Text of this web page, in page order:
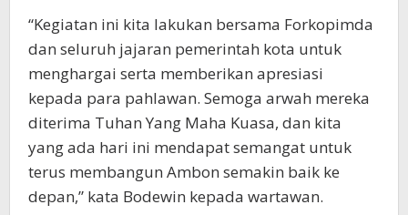
“Kegiatan ini kita lakukan bersama Forkopimda
dan seluruh jajaran pemerintah kota untuk
menghargai serta memberikan apresiasi
kepada para pahlawan. Semoga arwah mereka
diterima Tuhan Yang Maha Kuasa, dan kita
yang ada hari ini mendapat semangat untuk
terus membangun Ambon semakin baik ke
depan,” kata Bodewin kepada wartawan.